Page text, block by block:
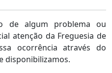
de algum problema ou
atenção da Freguesia de
ocorrência através do
disponibilizamos.